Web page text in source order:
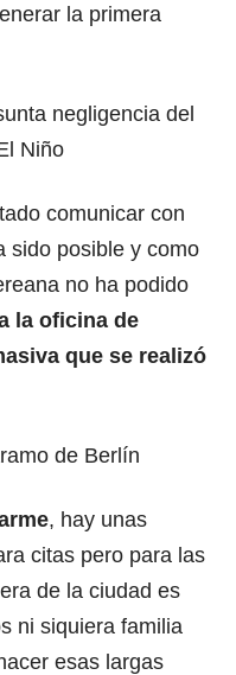
la primera
negligencia del
Niño
comunicar con
sido posible y como
no ha podido
la oficina de
que se realizó
de Berlín
, hay unas
citas pero para las
de la ciudad es
ni siquiera familia
esas largas